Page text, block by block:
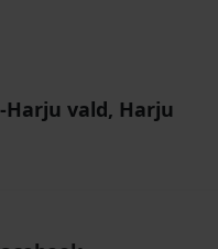
Harju vald, Harju